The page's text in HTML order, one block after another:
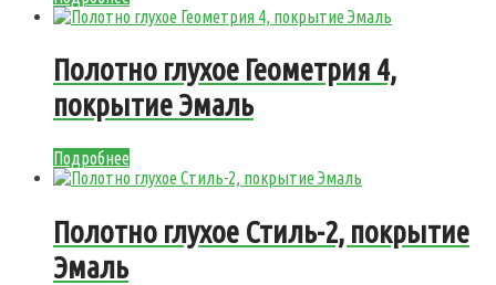
Полотно глухое Геометрия 4,
покрытие Эмаль
Подробнее
Полотно глухое Стиль-2, покрытие
Эмаль